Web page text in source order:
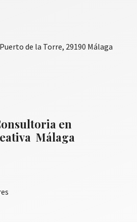
de la Torre, 29190 Málaga
en
Málaga